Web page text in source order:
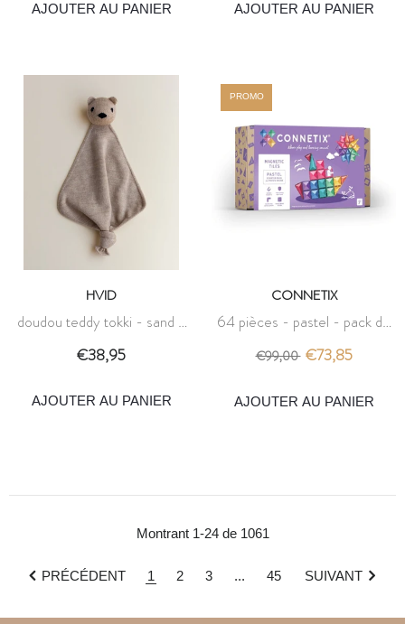
AJOUTER AU PANIER AJOUTER AU PANIER
HVID
doudou teddy tokki - sand -
hvid
€38,95
AJOUTER AU PANIER
PROMO
CONNETIX
64 pièces - pastel - pack de
démarrage - connetix
€99,00 €73,85
AJOUTER AU PANIER
Montrant 1-24 de 1061
PRÉCÉDENT 1 2 3 ... 45 SUIVANT